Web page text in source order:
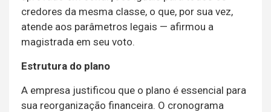
credores da mesma classe, o que, por sua vez,
atende aos parâmetros legais — afirmou a
magistrada em seu voto.
Estrutura do plano
A empresa justificou que o plano é essencial para
sua reorganização financeira. O cronograma